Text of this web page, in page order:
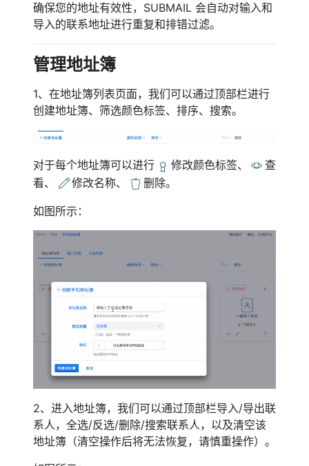
确保您的地址有效性，SUBMAIL 会自动对输入和
导入的联系地址进行重复和排错过滤。
管理地址簿
1、在地址簿列表页面，我们可以通过顶部栏进行
创建地址簿、筛选颜色标签、排序、搜索。
对于每个地址簿可以进行 修改颜色标签、
查
看、
修改名称、 删除。
如图所示：
2、进入地址簿，我们可以通过顶部栏导入/导出联
系人，全选/反选/删除/搜索联系人，以及清空该
地址簿（清空操作后将无法恢复，请慎重操作）。